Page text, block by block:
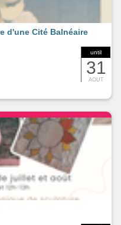
until
31
AOUT
d'une Cité Balnéaire